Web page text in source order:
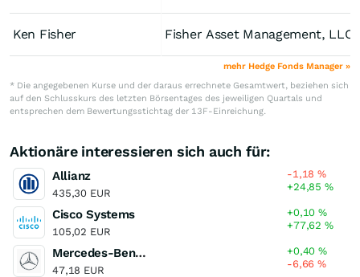
Ken Fisher Fisher Asset Management, LLC
mehr Hedge Fonds Manager »
* Die angegebenen Kurse und der daraus errechnete Gesamtwert, beziehen sich
auf den Schlusskurs des letzten Börsentages des jeweiligen Quartals und
entsprechen dem Bewertungsstichtag der 13F-Einreichung.
Aktionäre interessieren sich auch für:
Allianz
435,30 EUR
-1,18%
+24,85%
Cisco Systems
105,02 EUR
+0,10%
+77,62%
Mercedes-Benz Group
47,18 EUR
+0,40%
-6,66%